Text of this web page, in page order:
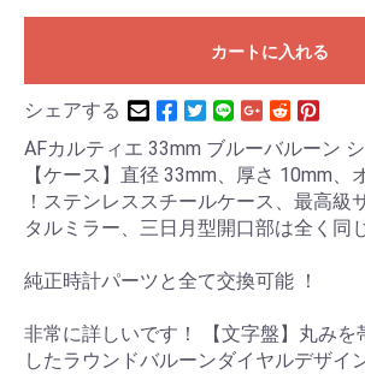
カートに入れる
シェアする
AFカルティエ 33mm ブルーバルーン
【ケース】直径 33mm、厚さ 10mm、
！ステンレススチールケース、最高級
タルミラー、三日月型開口部は全く同
純正時計パーツと全て交換可能 ！
非常に詳しいです！ 【文字盤】丸みを
したラウンドバルーンダイヤルデザイ